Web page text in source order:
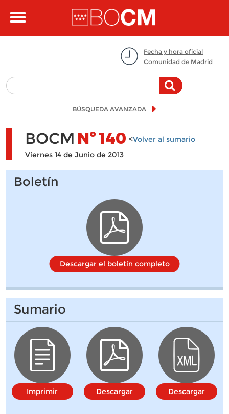
Toggle
Fecha y hora oficial
Comunidad de Madrid
BÚSQUEDA AVANZADA
BOCM Nº140 <Volver al sumario
Viernes 14 de Junio de 2013
Boletín
Descargar el boletín completo
Sumario
Imprimir Descargar Descargar